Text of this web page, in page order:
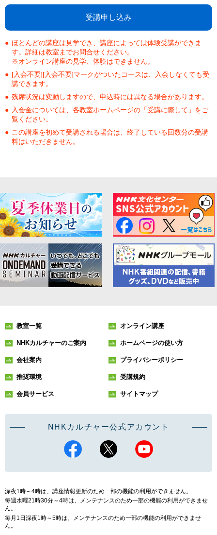
受講申し込み
ほとんどの講座は見学でき、講座によっては体験受講ができま
す。詳細は教室までお問合せください。
※オンライン講座の見学、体験はできません。
[入会不要][入会不要]マークがついたコースは、入会しなくても受
講できます。
残席状況は変動しますので、申込時には異なる場合があります。
入会金については、各教室ホームページの「受講に際して」をご
覧ください。
この講座を初めて受講される場合は、終了している回数分の受講
料はいただきません。
教室一覧 オンライン講座
NHKカルチャーのご案内 ホームページの使い方
会社案内 プライバシーポリシー
推奨環境 受講規約
会員サービス サイトマップ
NHKカルチャー公式アカウント
深夜1時～4時は、講座情報更新のため一部の機能の利用ができません。
毎週水曜21時30分～4時は、メンテナンスのため一部の機能の利用ができませ
ん。
毎月1日深夜1時～5時は、メンテナンスのため一部の機能の利用ができませ
ん。